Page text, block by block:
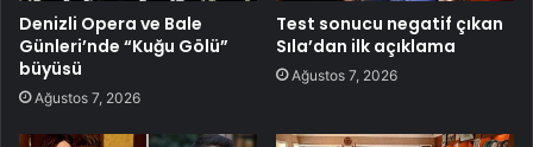
Denizli Opera ve Bale
Günleri’nde “Kuğu Gölü”
büyüsü
Ağustos 7, 2026
Test sonucu negatif çıkan
Sıla’dan ilk açıklama
Ağustos 7, 2026